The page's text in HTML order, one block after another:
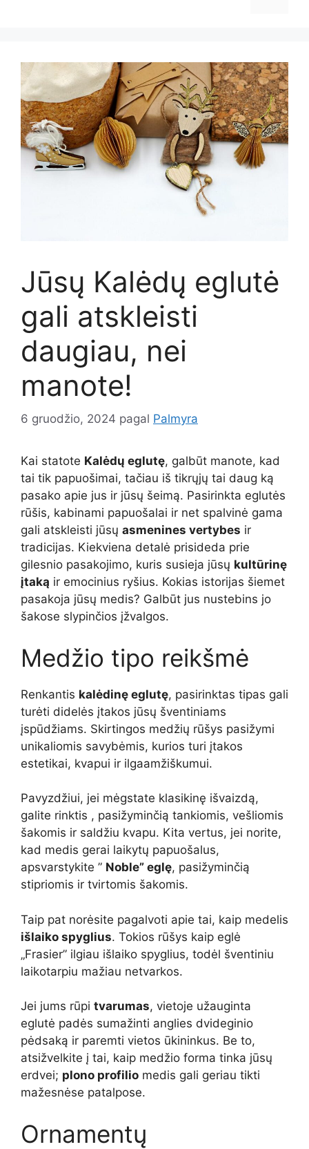
Jūsų Kalėdų eglutė
gali atskleisti
daugiau, nei
manote!
6 gruodžio, 2024 pagal Palmyra
Kai statote Kalėdų eglutę, galbūt manote, kad
tai tik papuošimai, tačiau iš tikrųjų tai daug ką
pasako apie jus ir jūsų šeimą. Pasirinkta eglutės
rūšis, kabinami papuošalai ir net spalvinė gama
gali atskleisti jūsų asmenines vertybes ir
tradicijas. Kiekviena detalė prisideda prie
gilesnio pasakojimo, kuris susieja jūsų kultūrinę
įtaką ir emocinius ryšius. Kokias istorijas šiemet
pasakoja jūsų medis? Galbūt jus nustebins jo
šakose slypinčios įžvalgos.
Medžio tipo reikšmė
Renkantis kalėdinę eglutę, pasirinktas tipas gali
turėti didelės įtakos jūsų šventiniams
įspūdžiams. Skirtingos medžių rūšys pasižymi
unikaliomis savybėmis, kurios turi įtakos
estetikai, kvapui ir ilgaamžiškumui.
Pavyzdžiui, jei mėgstate klasikinę išvaizdą,
galite rinktis , pasižyminčią tankiomis, vešliomis
šakomis ir saldžiu kvapu. Kita vertus, jei norite,
kad medis gerai laikytų papuošalus,
apsvarstykite ” Noble” eglę, pasižyminčią
stipriomis ir tvirtomis šakomis.
Taip pat norėsite pagalvoti apie tai, kaip medelis
išlaiko spyglius. Tokios rūšys kaip eglė
„Frasier” ilgiau išlaiko spyglius, todėl šventiniu
laikotarpiu mažiau netvarkos.
Jei jums rūpi tvarumas, vietoje užauginta
eglutė padės sumažinti anglies dvideginio
pėdsaką ir paremti vietos ūkininkus. Be to,
atsižvelkite į tai, kaip medžio forma tinka jūsų
erdvei; plono profilio medis gali geriau tikti
mažesnėse patalpose.
Ornamentų